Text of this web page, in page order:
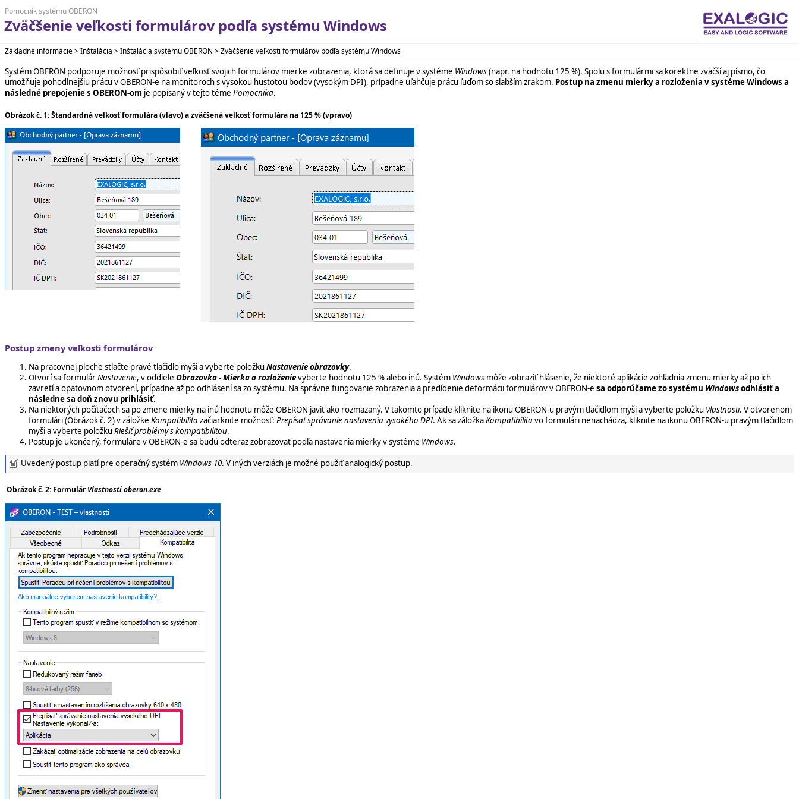
Pomocník systému OBERON
Zväčšenie veľkosti formulárov podľa systému Windows
Základné informácie > Inštalácia > Inštalácia systému OBERON > Zväčšenie veľkosti formulárov podľa systému Windows
Systém OBERON podporuje možnosť prispôsobiť veľkosť svojich formulárov mierke zobrazenia, ktorá sa definuje v systéme Windows(napr. na hodnotu 125 %). Spolu s formulármi sa korektne zväčší aj písmo, čo
umožňuje pohodlnejšiu prácu v OBERON-e na monitoroch s vysokou hustotou bodov (vysokým DPI), prípadne uľahčuje prácu ľuďom so slabším zrakom. Postup na zmenu mierky a rozloženia v systéme Windows a
následné prepojenie s OBERON-om je popísaný v tejto téme Pomocníka.
Obrázok č. 1: Štandardná veľkosť formulára (vľavo) a zväčšená veľkosť formulára na 125 % (vpravo)
Postup zmeny veľkosti formulárov
Na pracovnej ploche stlačte pravé tlačidlo myši a vyberte položkuNastavenie obrazovky.
Otvorí sa formulárNastavenie, v oddiele Obrazovka - Mierka a rozloženievyberte hodnotu 125 % alebo inú. Systém Windows môže zobraziť hlásenie, že niektoré aplikácie zohľadnia zmenu mierky až po ich
zavretí a opätovnom otvorení, prípadne až po odhlásení sa zo systému. Na správne fungovanie zobrazenia a predídenie deformácii formulárov v OBERON-e sa odporúčame zo systému Windowsodhlásiť a
následne sa doň znovu prihlásiť.
Na niektorých počítačoch sa po zmene mierky na inú hodnotu môže OBERON javiť ako rozmazaný. V takomto prípade kliknite na ikonu OBERON-u pravým tlačidlom myši a vyberte položku Vlastnosti. V otvorenom
formulári (Obrázok č. 2) v záložke Kompatibilitazačiarknite možnosť: Prepísať správanie nastavenia vysokého DPI. Ak sa záložkaKompatibilitavo formulári nenachádza, kliknite na ikonu OBERON-u pravým tlačidlom
myši a vyberte položkuRiešiť problémy s kompatibilitou.
Postup je ukončený, formuláre v OBERON-e sa budú odteraz zobrazovať podľa nastavenia mierky v systéme Windows.
Uvedený postup platí pre operačný systém Windows 10. V iných verziách je možné použiť analogický postup.
Obrázok č. 2: FormulárVlastnosti oberon.exe